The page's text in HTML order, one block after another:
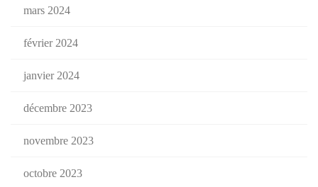
mars 2024
février 2024
janvier 2024
décembre 2023
novembre 2023
octobre 2023